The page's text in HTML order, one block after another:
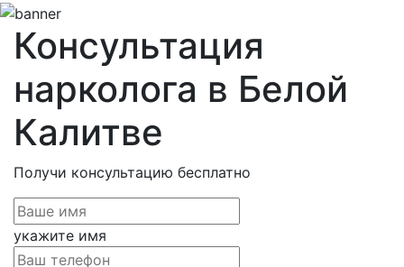
Консультация
нарколога в Белой
Калитве
Получи консультацию бесплатно
укажите имя